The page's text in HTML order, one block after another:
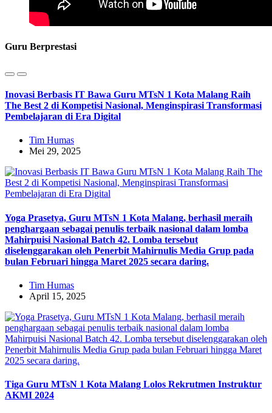
Guru Berprestasi
Inovasi Berbasis IT Bawa Guru MTsN 1 Kota Malang Raih
The Best 2 di Kompetisi Nasional, Menginspirasi Transformasi
Pembelajaran di Era Digital
Tim Humas
Mei 29, 2025
Yoga Prasetya, Guru MTsN 1 Kota Malang, berhasil meraih
penghargaan sebagai penulis terbaik nasional dalam lomba
Mahirpuisi Nasional Batch 42. Lomba tersebut
diselenggarakan oleh Penerbit Mahirnulis Media Grup pada
bulan Februari hingga Maret 2025 secara daring.
Tim Humas
April 15, 2025
Tiga Guru MTsN 1 Kota Malang Lolos Rekrutmen Instruktur
AKMI 2024